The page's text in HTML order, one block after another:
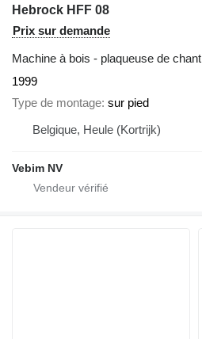
Hebrock HFF 08
Prix sur demande
Machine à bois - plaqueuse de chant
1999
Type de montage sur pied
Belgique, Heule (Kortrijk)
Vebim NV